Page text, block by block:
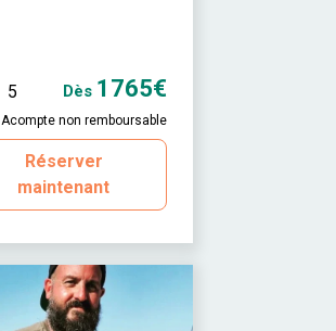
5 Dès 1765€
Acompte non remboursable
Réserver
maintenant